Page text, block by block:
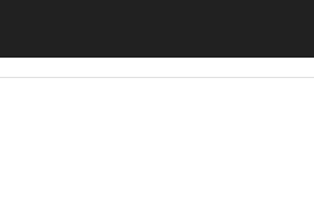
las ventajas de la